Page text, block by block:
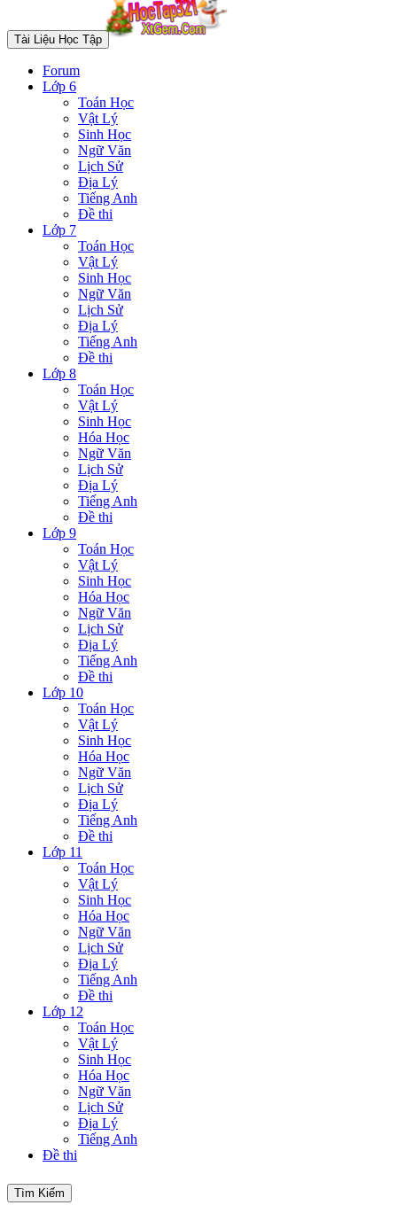
Tài Liệu Học Tập
Forum
Lớp 6
Toán Học
Vật Lý
Sinh Học
Ngữ Văn
Lịch Sử
Địa Lý
Tiếng Anh
Đề thi
Lớp 7
Toán Học
Vật Lý
Sinh Học
Ngữ Văn
Lịch Sử
Địa Lý
Tiếng Anh
Đề thi
Lớp 8
Toán Học
Vật Lý
Sinh Học
Hóa Học
Ngữ Văn
Lịch Sử
Địa Lý
Tiếng Anh
Đề thi
Lớp 9
Toán Học
Vật Lý
Sinh Học
Hóa Học
Ngữ Văn
Lịch Sử
Địa Lý
Tiếng Anh
Đề thi
Lớp 10
Toán Học
Vật Lý
Sinh Học
Hóa Học
Ngữ Văn
Lịch Sử
Địa Lý
Tiếng Anh
Đề thi
Lớp 11
Toán Học
Vật Lý
Sinh Học
Hóa Học
Ngữ Văn
Lịch Sử
Địa Lý
Tiếng Anh
Đề thi
Lớp 12
Toán Học
Vật Lý
Sinh Học
Hóa Học
Ngữ Văn
Lịch Sử
Địa Lý
Tiếng Anh
Đề thi
Tìm Kiếm